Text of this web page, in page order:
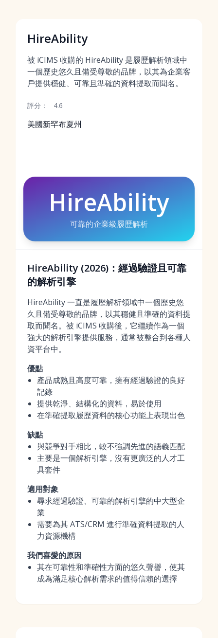
HireAbility
被 iCIMS 收購的 HireAbility 是履歷解析領域中
一個歷史悠久且備受尊敬的品牌，以其為企業客
戶提供穩健、可靠且準確的資料提取而聞名。
評分： 4.6
美國新罕布夏州
HireAbility
可靠的企業級履歷解析
HireAbility (2026)：經過驗證且可靠
的解析引擎
HireAbility 一直是履歷解析領域中一個歷史悠
久且備受尊敬的品牌，以其穩健且準確的資料提
取而聞名。被 iCIMS 收購後，它繼續作為一個
強大的解析引擎提供服務，通常被整合到各種人
資平台中。
優點
產品成熟且高度可靠，擁有經過驗證的良好
記錄
提供乾淨、結構化的資料，易於使用
在準確提取履歷資料的核心功能上表現出色
缺點
與競爭對手相比，較不強調先進的語義匹配
主要是一個解析引擎，沒有更廣泛的人才工
具套件
適用對象
尋求經過驗證、可靠的解析引擎的中大型企
業
需要為其 ATS/CRM 進行準確資料提取的人
力資源機構
我們喜愛的原因
其在可靠性和準確性方面的悠久聲譽，使其
成為滿足核心解析需求的值得信賴的選擇